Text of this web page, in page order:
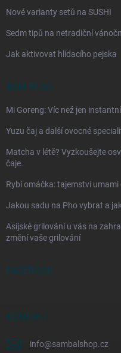
Nové varianty setů na SUSHI
Sedm tipů na netradiční
Jak aktivovat hlídacího pejska
ASIA BLOG
Mi Goreng: Víc než jen
Yuzu čaj a další ovocné
Matcha v létě? Vyzkoušejte
čaje.
Rybí omáčka: tajemství
Jakou sadu na Pho vybrat a
Asijské grilování u vás na
změní vaše grilování
FACEBOOK
KONTAKT
info@sambalshop.cz